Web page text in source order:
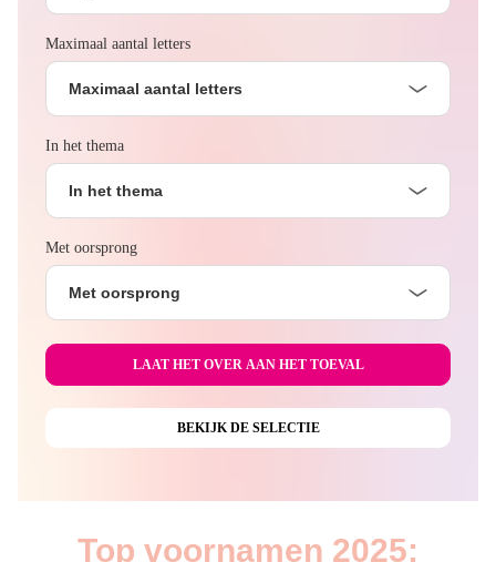
Maximaal aantal letters
Maximaal aantal letters
In het thema
In het thema
Met oorsprong
Met oorsprong
Top voornamen 2025: